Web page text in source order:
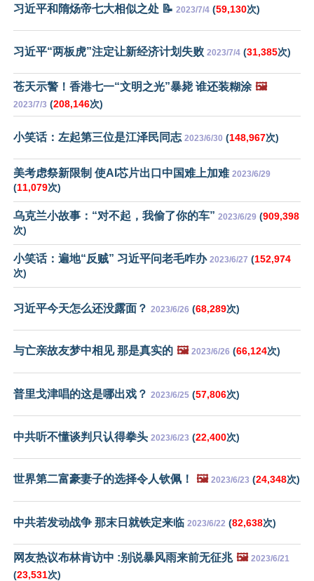
习近平和隋炀帝七大相似之处 📝 2023/7/4 (59,130次)
习近平“两板虎”注定让新经济计划失败 2023/7/4 (31,385次)
苍天示警！香港七一“文明之光”暴毙 谁还装糊涂 🖼️
2023/7/3 (208,146次)
小笑话：左起第三位是江泽民同志 2023/6/30 (148,967次)
美考虑祭新限制 使AI芯片出口中国难上加难 2023/6/29
(11,079次)
乌克兰小故事：“对不起，我偷了你的车” 2023/6/29 (909,398
次)
小笑话：遍地“反贼” 习近平问老毛咋办 2023/6/27 (152,974
次)
习近平今天怎么还没露面？ 2023/6/26 (68,289次)
与亡亲故友梦中相见 那是真实的 🖼️ 2023/6/26 (66,124次)
普里戈津唱的这是哪出戏？ 2023/6/25 (57,806次)
中共听不懂谈判只认得拳头 2023/6/23 (22,400次)
世界第二富豪妻子的选择令人钦佩！ 🖼️ 2023/6/23 (24,348次)
中共若发动战争 那末日就铁定来临 2023/6/22 (82,638次)
网友热议布林肯访中 :别说暴风雨来前无征兆 🖼️ 2023/6/21
(23,531次)